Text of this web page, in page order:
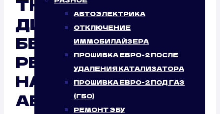
АВТОЭЛЕКТРИКА
ОТКЛЮЧЕНИЕ
ИММОБИЛАЙЗЕРА
ПРОШИВКА ЕВРО-2 ПОСЛЕ
УДАЛЕНИЯ КАТАЛИЗАТОРА
ПРОШИВКА ЕВРО-2 ПОД ГАЗ
(ГБО)
РЕМОНТ ЭБУ
ДИСТАНЦИОННО:
БЕЗУСЛОВНЫЙ
РЕЗУЛЬТАТ ОТ
НАШЕГО
АВТОСЕРВИСА